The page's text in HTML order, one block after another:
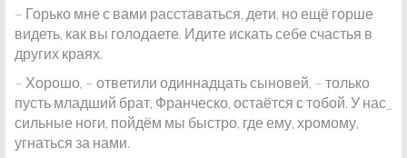
– Горько мне с вами расставаться, дети, но ещё горше
видеть, как вы голодаете. Идите искать себе счастья в
других краях.
– Хорошо, – ответили одиннадцать сыновей, – только
пусть младший брат, Франческо, остаётся с тобой. У нас_
сильные ноги, пойдём мы быстро, где ему, хромому,
угнаться за нами.